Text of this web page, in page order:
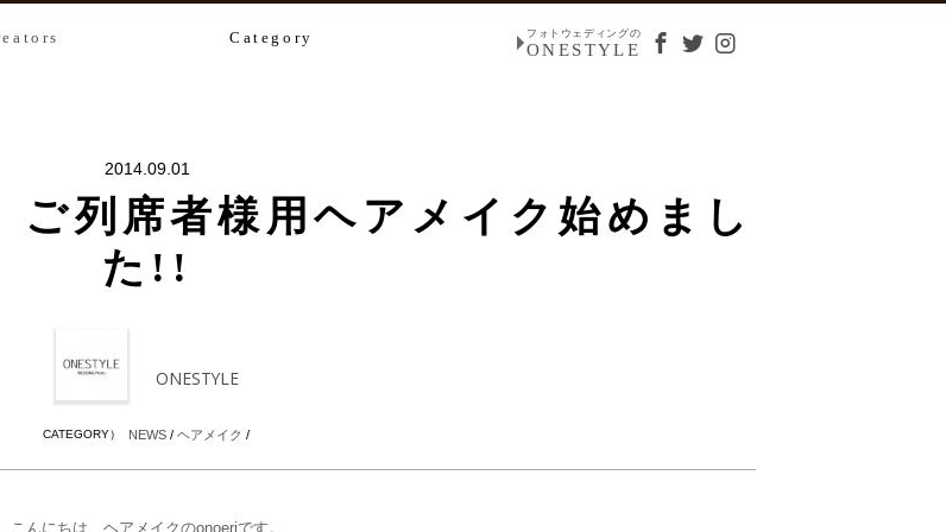
Category フォトウェディングの
ONESTYLE
2014.09.01
列席者様用ヘアメイク始めまし
た!!
ONESTYLE
CATEGORY） NEWS/ ヘアメイク /
こんにちは、ヘアメイクのonoeriです。